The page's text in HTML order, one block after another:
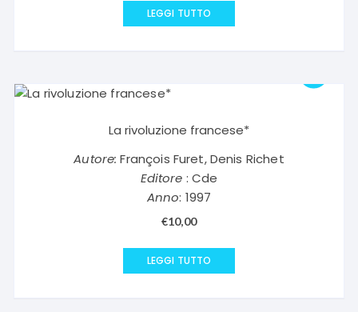
originale
LEGGI TUTTO
La rivoluzione francese*
Autore: François Furet, Denis Richet
Editore : Cde
Anno: 1997
€10,00
LEGGI TUTTO